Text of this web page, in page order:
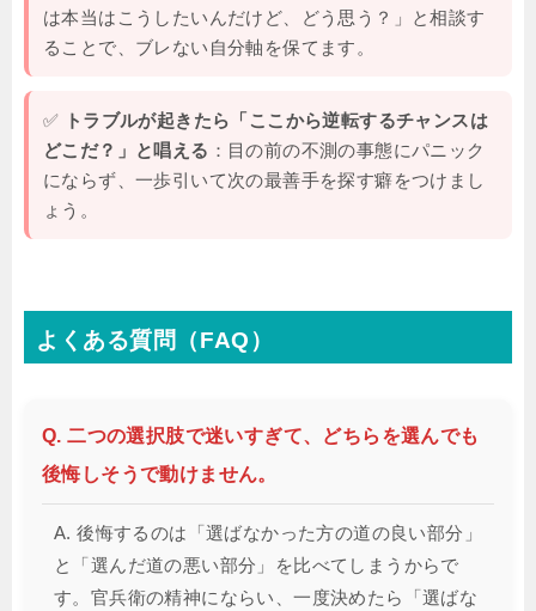
は本当はこうしたいんだけど、どう思う？」と相談す
ることで、ブレない自分軸を保てます。
✅ トラブルが起きたら「ここから逆転するチャンスは
どこだ？」と唱える ：目の前の不測の事態にパニック
にならず、一歩引いて次の最善手を探す癖をつけまし
ょう。
よくある質問（FAQ）
Q. 二つの選択肢で迷いすぎて、どちらを選んでも
後悔しそうで動けません。
A. 後悔するのは「選ばなかった方の道の良い部分」
と「選んだ道の悪い部分」を比べてしまうからで
す。官兵衛の精神にならい、一度決めたら「選ばな